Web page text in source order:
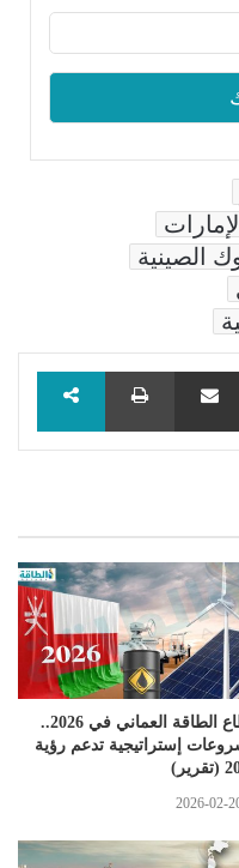
الإمارات
الصينية
مشاركة عبر البريد طباعة
قطاع الطاقة العماني في 2026..
إستراتيجية تدعم رؤية
2026-02-